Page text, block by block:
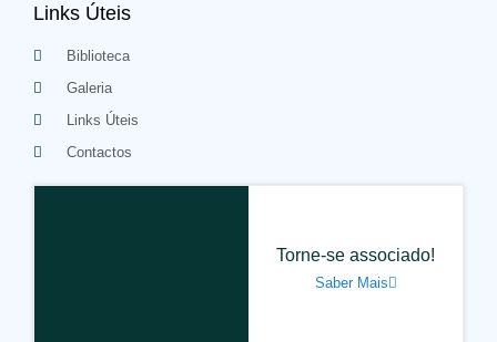
Links Úteis
Biblioteca
Galeria
Links Úteis
Contactos
Torne-se associado!
Saber Mais